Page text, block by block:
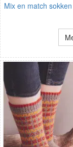
Mix en match